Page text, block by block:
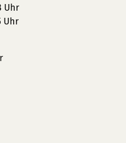
Uhr
Uhr